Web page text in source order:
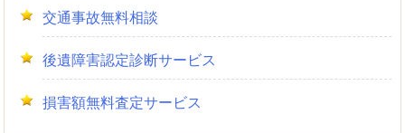
交通事故無料相談
後遺障害認定診断サービス
損害額無料査定サービス